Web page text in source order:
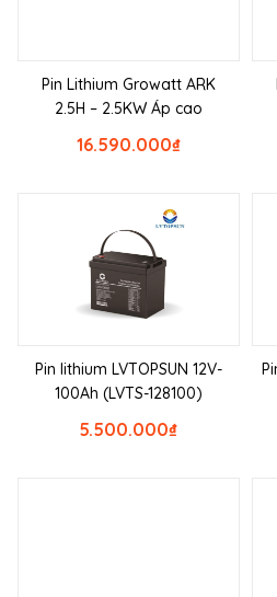
Pin Lithium Growatt ARK
2.5H – 2.5KW Áp cao
₫
16.590.000
Pin lithium LVTOPSUN 12V-
100Ah (LVTS-128100)
₫
5.500.000